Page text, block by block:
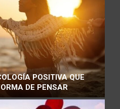
POSITIVA QUE
DE PENSAR